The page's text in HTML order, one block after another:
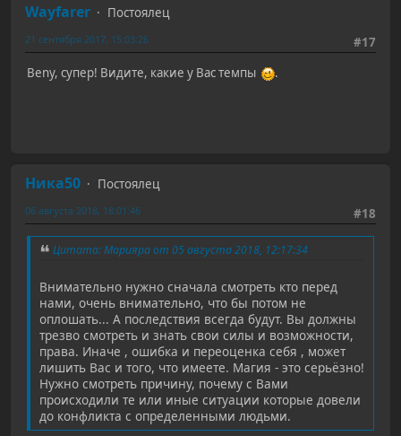
Wayfarer
Постоялец
#17
21 сентября 2017, 15:03:26
Beny, супер! Видите, какие у Вас темпы .
Ника50
Постоялец
#18
06 августа 2018, 18:01:46
Цитата: Марияра от 05 августа 2018, 12:17:34
Внимательно нужно сначала смотреть кто перед
нами, очень внимательно, что бы потом не
оплошать... А последствия всегда будут. Вы должны
трезво смотреть и знать свои силы и возможности,
права. Иначе , ошибка и переоценка себя , может
лишить Вас и того, что имеете. Магия - это серьёзно!
Нужно смотреть причину, почему с Вами
происходили те или иные ситуации которые довели
до конфликта с определенными людьми.